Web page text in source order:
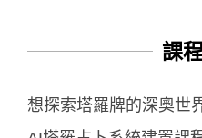
課
想探索塔羅牌的深奧世